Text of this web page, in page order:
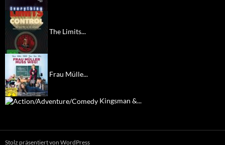
The Limits...
Frau Mülle...
Kingsman &...
Stolz präsentiert von WordPress